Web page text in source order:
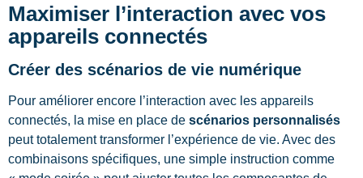
Maximiser l’interaction avec vos
appareils connectés
Créer des scénarios de vie numérique
Pour améliorer encore l’interaction avec les appareils
connectés, la mise en place de scénarios personnalisés
peut totalement transformer l’expérience de vie. Avec des
combinaisons spécifiques, une simple instruction comme